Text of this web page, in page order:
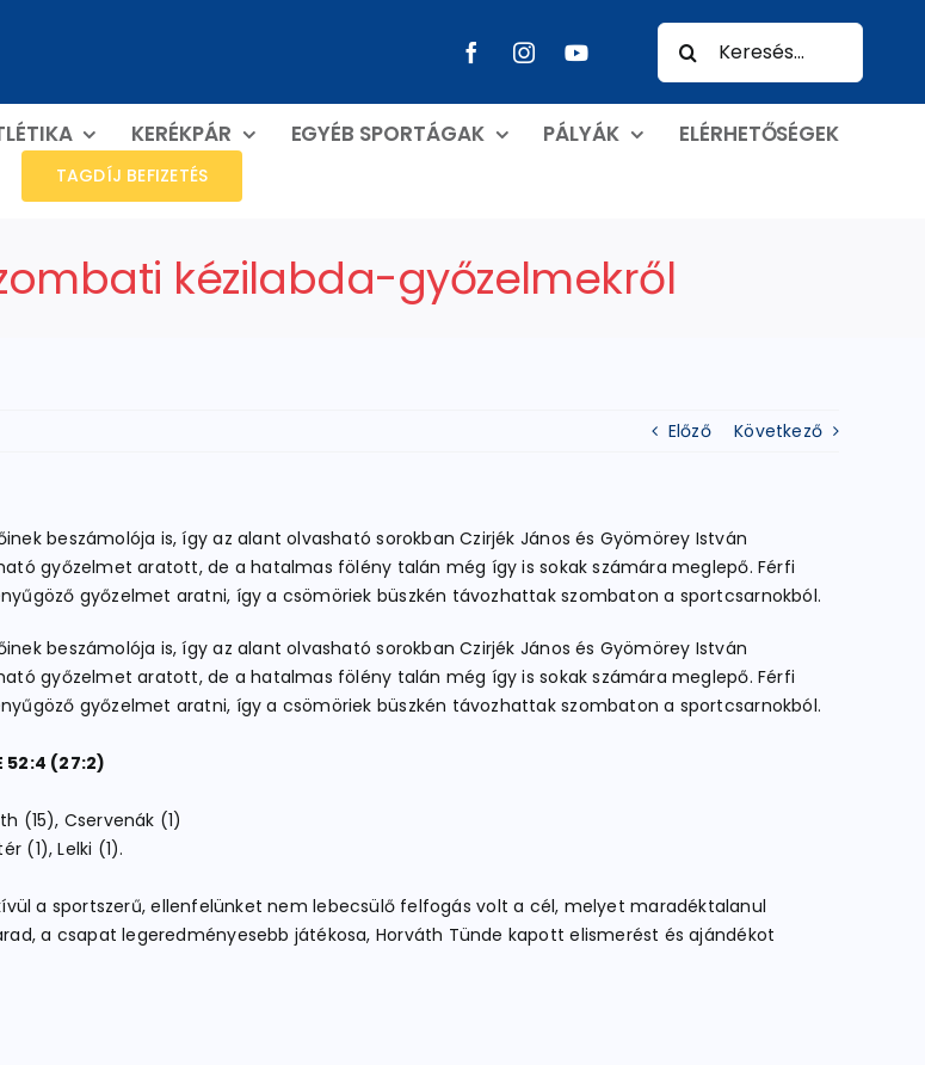
Keresés...
KERÉKPÁR EGYÉB SPORTÁGAK PÁLYÁK ELÉRHETŐSÉGEK
TAGDÍJ BEFIZETÉS
kézilabda-győzelmekről
Előző Következő
beszámolója is, így az alant olvasható sorokban Czirjék János és Gyömörey István
győzelmet aratott, de a hatalmas fölény talán még így is sokak számára meglepő. Férfi
győzelmet aratni, így a csömöriek büszkén távozhattak szombaton a sportcsarnokból.
beszámolója is, így az alant olvasható sorokban Czirjék János és Gyömörey István
győzelmet aratott, de a hatalmas fölény talán még így is sokak számára meglepő. Férfi
győzelmet aratni, így a csömöriek büszkén távozhattak szombaton a sportcsarnokból.
52:4 (27:2)
(15), Cservenák (1)
(1), Lelki (1).
a sportszerű, ellenfelünket nem lebecsülő felfogás volt a cél, melyet maradéktalanul
a csapat legeredményesebb játékosa, Horváth Tünde kapott elismerést és ajándékot